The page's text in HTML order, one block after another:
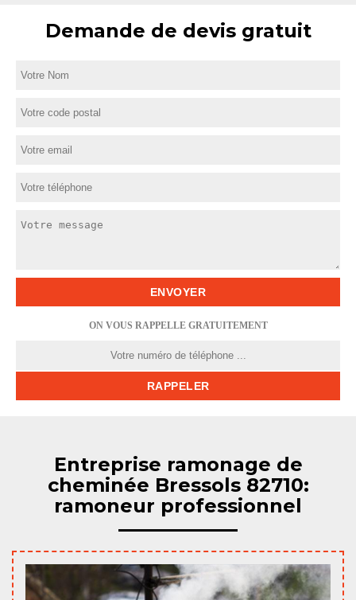
Demande de devis gratuit
ON VOUS RAPPELLE GRATUITEMENT
Entreprise ramonage de
cheminée Bressols 82710:
ramoneur professionnel